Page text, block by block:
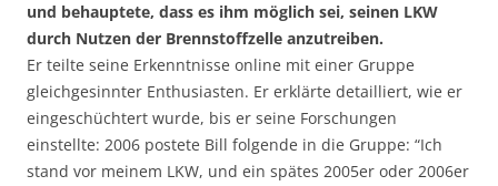
und behauptete, dass es ihm möglich sei, seinen LKW
durch Nutzen der Brennstoffzelle anzutreiben.
Er teilte seine Erkenntnisse online mit einer Gruppe
gleichgesinnter Enthusiasten. Er erklärte detailliert, wie er
eingeschüchtert wurde, bis er seine Forschungen
einstellte: 2006 postete Bill folgende in die Gruppe: “Ich
stand vor meinem LKW, und ein spätes 2005er oder 2006er